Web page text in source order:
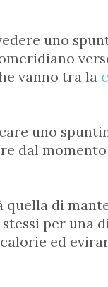
uno
vanno tra la
uno
dal
di
per una
ed